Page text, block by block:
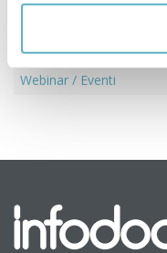
NEWS
Webinar / Eventi